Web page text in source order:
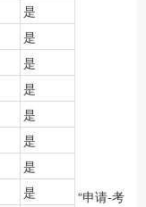
“申请-考
是
是
是
是
是
是
是
是